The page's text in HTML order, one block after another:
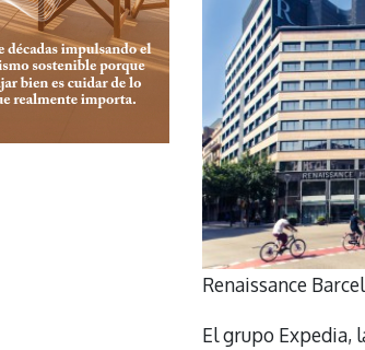
Renaissance
El grupo Expedia,